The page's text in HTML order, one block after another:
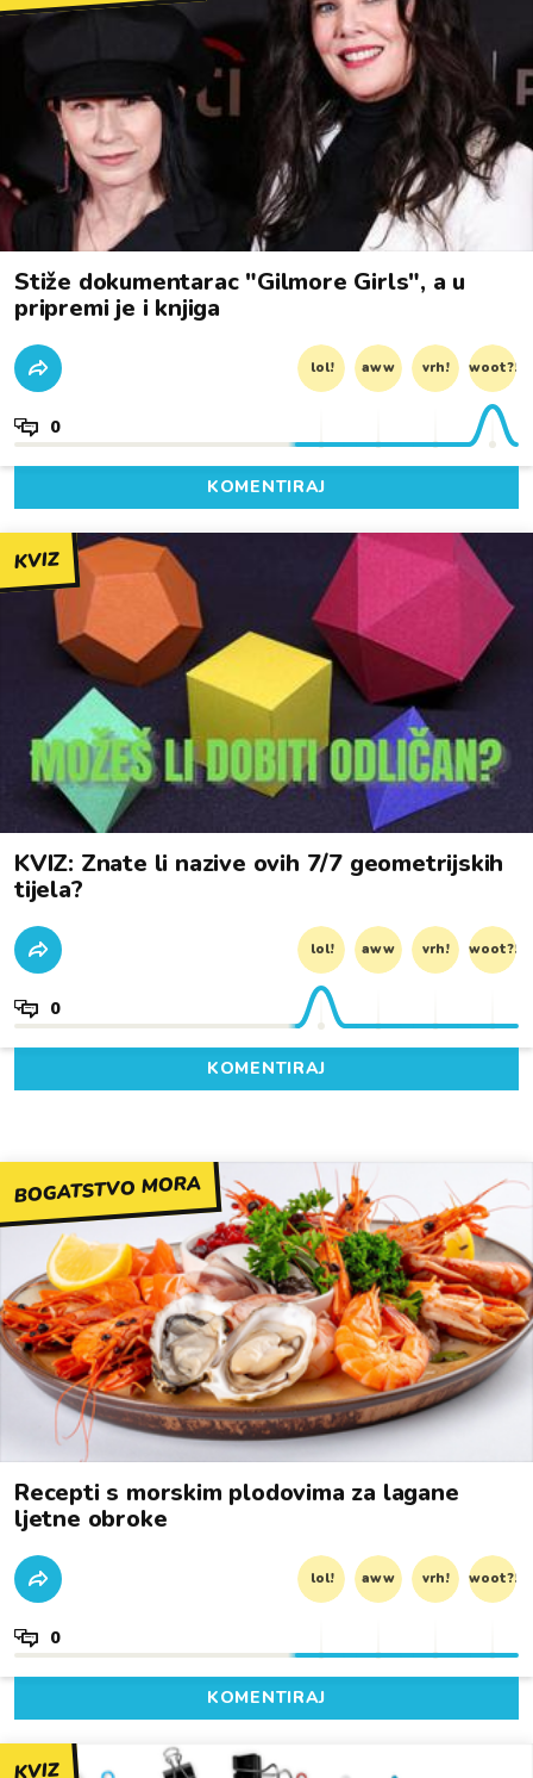
Stiže dokumentarac "Gilmore Girls", a u
pripremi je i knjiga
lol! aww vrh! woot?!
0
KOMENTIRAJ
KVIZ
KVIZ: Znate li nazive ovih 7/7 geometrijskih
tijela?
lol! aww vrh! woot?!
0
KOMENTIRAJ
BOGATSTVO MORA
Recepti s morskim plodovima za lagane
ljetne obroke
lol! aww vrh! woot?!
0
KOMENTIRAJ
KVIZ